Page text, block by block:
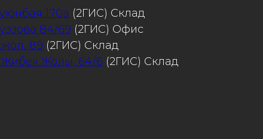
170а (2ГИС) Склад
84/69 (2ГИС) Офис
89 (2ГИС) Склад
Жибек Жолы, 64/6 (2ГИС) Склад